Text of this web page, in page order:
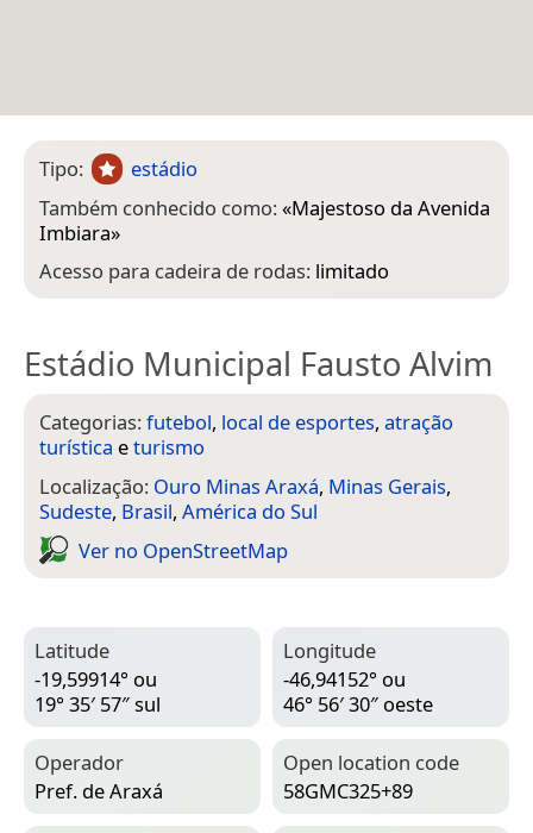
Tipo:
estádio
Também conhecido como:«Majestoso da Avenida
Imbiara»
Acesso para cadeira de rodas: limitado
Estádio Municipal Fausto Alvim
Categorias:futebol, local de esportes, atração
turística eturismo
Localização: Ouro Minas Araxá, Minas Gerais,
Sudeste, Brasil, América do Sul
Ver no Open­Street­Map
Latitude
-19,59914° ou
19° 35′ 57″ sul
Longitude
-46,94152° ou
46° 56′ 30″ oeste
Operador
Pref. de Araxá
Open location code
58GMC325+89